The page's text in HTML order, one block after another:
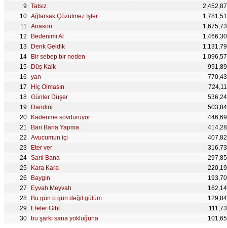
Tatsız
Ağlarsak Çözülmez İşler
Anason
Bedenimi Al
Denk Geldik
Bir sebep bir neden
Düş Kalk
yan
Hiç Olmasın
Günler Düşer
Dandini
Kaderime sövdürüyor
Bari Bana Yapma
Avucumun içi
Eter ver
Sarıl Bana
Kara Kara
Baygın
Eyvah Meyvah
Bu gün o gün değil gülüm
Efeler Gibi
bu şarkı sana yokluğuna